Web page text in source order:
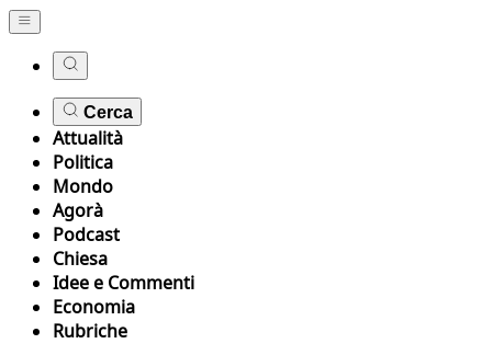
Cerca
Attualità
Politica
Mondo
Agorà
Podcast
Chiesa
Idee e Commenti
Economia
Rubriche